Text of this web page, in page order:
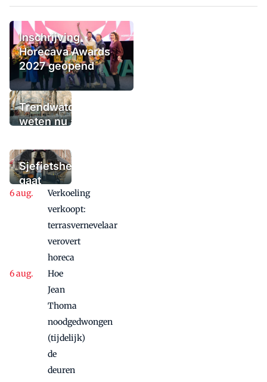
Inschrijving
Horecava Awards
2027 geopend
Trendwatchers
weten nu al wat
moet bieden:
'Iedere dag een
waaaaaanzinnige
aanbieding'
Sjefietshe
gaat
vanwege
succes
maandje
Verkoeling
verkoopt:
terrasvernevelaar
verovert
horeca
Hoe
Jean
Thoma
noodgedwongen
(tijdelijk)
de
deuren